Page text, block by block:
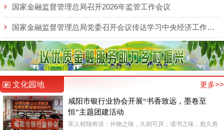
国家金融监督管理总局召开2026年监管工作会议
国家金融监督管理总局党委召开会议传达学习中央经济工作会议精神
文化园地 更多>>
咸阳市银行业协会开展“书香致远，墨卷至
恒”主题团建活动
宋人程颐有语：外物之味，久则可厌；读书之味，愈久愈